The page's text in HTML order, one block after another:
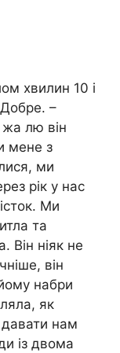
хвилин 10 і
–
жа лю він
мене з
ми
рік у нас
Ми
та
Він ніяк не
він
набри
як
нам
із двома